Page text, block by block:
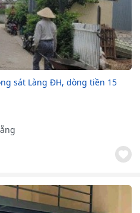
sát Làng ĐH, dòng tiền 15